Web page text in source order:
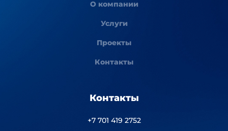
О компании
Услуги
Проекты
Контакты
Контакты
+7 701 419 2752